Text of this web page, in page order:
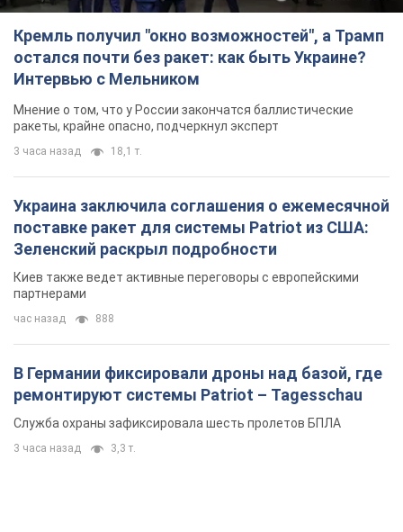
Кремль получил "окно возможностей", а Трамп
остался почти без ракет: как быть Украине?
Интервью с Мельником
Мнение о том, что у России закончатся баллистические
ракеты, крайне опасно, подчеркнул эксперт
3 часа назад 18,1 т.
Украина заключила соглашения о ежемесячной
поставке ракет для системы Patriot из США:
Зеленский раскрыл подробности
Киев также ведет активные переговоры с европейскими
партнерами
час назад 888
В Германии фиксировали дроны над базой, где
ремонтируют системы Patriot – Tagesschau
Служба охраны зафиксировала шесть пролетов БПЛА
3 часа назад 3,3 т.